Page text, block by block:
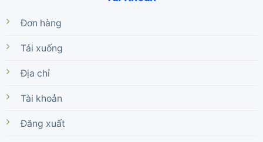
Đơn hàng
Tải xuống
Địa chỉ
Tài khoản
Đăng xuất